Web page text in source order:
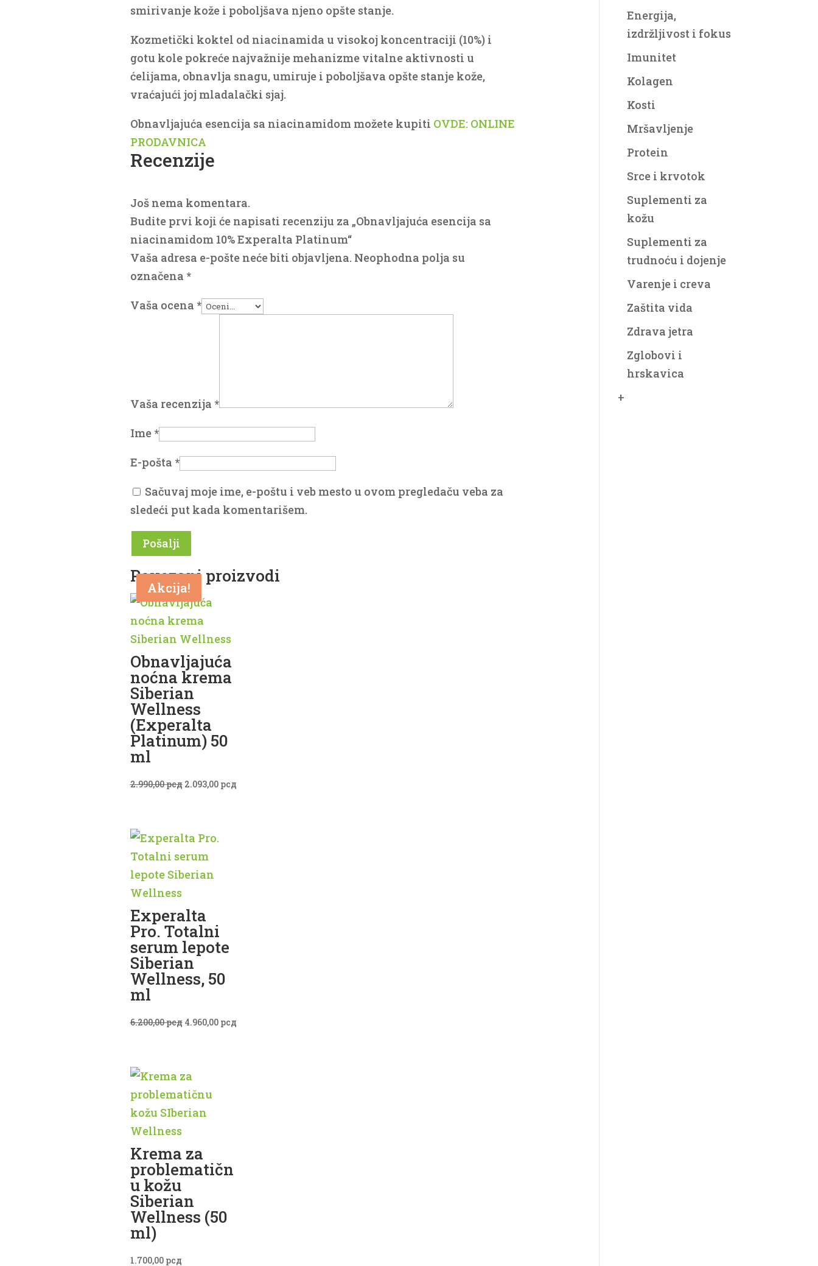
smirivanje kože i poboljšava njeno opšte stanje.
Kozmetički koktel od niacinamida u visokoj koncentraciji (10%) i
gotu kole pokreće najvažnije mehanizme vitalne aktivnosti u
ćelijama, obnavlja snagu, umiruje i poboljšava opšte stanje kože,
vraćajući joj mladalački sjaj.
Obnavljajuća esencija sa niacinamidom možete kupiti OVDE: ONLINE
PRODAVNICA
Recenzije
Još nema komentara.
Budite prvi koji će napisati recenziju za „Obnavljajuća esencija sa
niacinamidom 10% Experalta Platinum“
Vaša adresa e-pošte neće biti objavljena. Neophodna polja su
označena *
Vaša ocena *
Vaša recenzija *
Ime *
E-pošta *
Sačuvaj moje ime, e-poštu i veb mesto u ovom pregledaču veba za
sledeći put kada komentarišem.
Povezani proizvodi
Akcija!
Obnavljajuća
noćna krema
Siberian
Wellness
(Experalta
Platinum) 50
ml
2.990,00рсд Originalna
2.990,00 рсд.
2.093,00 рсдTrenutna
Akcija!
Experalta
Pro. Totalni
serum lepote
Siberian
Wellness, 50
ml
6.200,00рсд Originalna
6.200,00 рсд.
4.960,00 рсдTrenutna
Krema za
problematičn
u kožu
Siberian
Wellness (50
ml)
1.700,00 рсд
Energija,
izdržljivost i fokus
Imunitet
Kolagen
Kosti
Mršavljenje
Protein
Srce i krvotok
Suplementi za
kožu
Suplementi za
trudnoću i dojenje
Varenje i creva
Zaštita vida
Zdrava jetra
Zglobovi i
hrskavica
+